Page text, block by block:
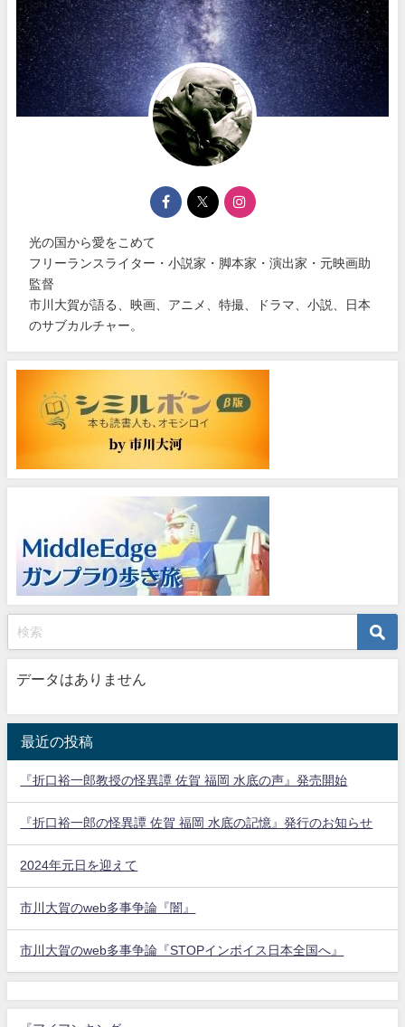
光の国から愛をこめて
フリーランスライター・小説家・脚本家・演出家・元映画助
監督
市川大賀が語る、映画、アニメ、特撮、ドラマ、小説、日本
のサブカルチャー。
データはありません
最近の投稿
『折口裕一郎教授の怪異譚 佐賀 福岡 水底の声』発売開始
『折口裕一郎の怪異譚 佐賀 福岡 水底の記憶』発行のお知らせ
2024年元日を迎えて
市川大賀のweb多事争論『闇』
市川大賀のweb多事争論『STOPインボイス日本全国へ』